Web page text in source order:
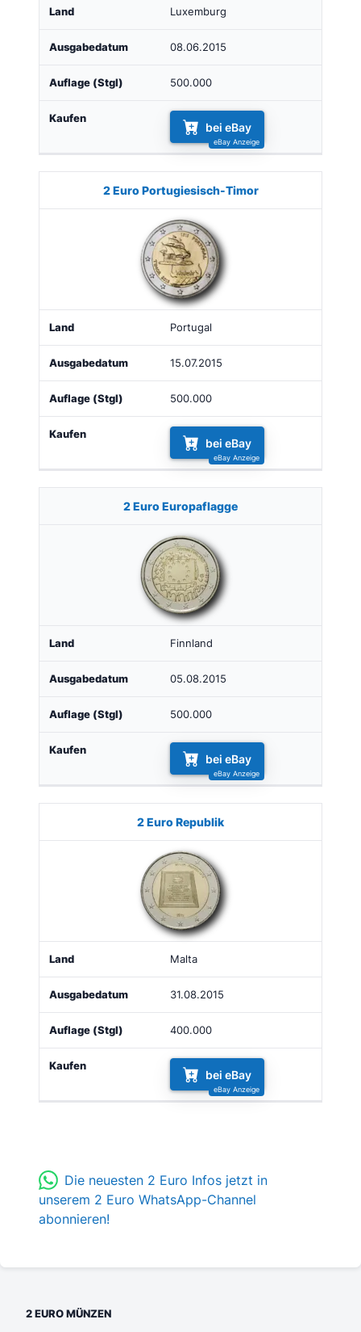
Luxemburg
08.06.2015
500.000
bei eBay
2 Euro Portugiesisch-Timor
Portugal
15.07.2015
500.000
bei eBay
2 Euro Europaflagge
Finnland
05.08.2015
500.000
bei eBay
2 Euro Republik
Malta
31.08.2015
400.000
bei eBay
Die neuesten 2 Euro Infos jetzt in
unserem 2 Euro WhatsApp-Channel
abonnieren!
2 EURO MÜNZEN